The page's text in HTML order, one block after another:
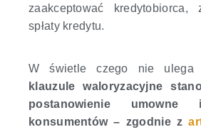
zaakceptować kredytobiorca,
spłaty kredytu.
W świetle czego nie ulega
klauzule waloryzacyjne
postanowienie
konsumentów – zgodnie z